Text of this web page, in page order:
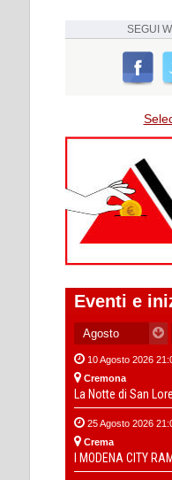
SEGUI
Eventi e
10 Agosto 2026
Cremona
La Notte di San
25 Agosto 2026
Crema
I MODENA CITY